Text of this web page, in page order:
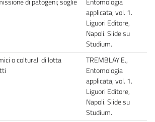
applicata, vol. 1.
Liguori Editore,
Napoli. Slide su
Studium.
o colturali di lotta
TREMBLAY E.,
Entomologia
applicata, vol. 1.
Liguori Editore,
Napoli. Slide su
Studium.